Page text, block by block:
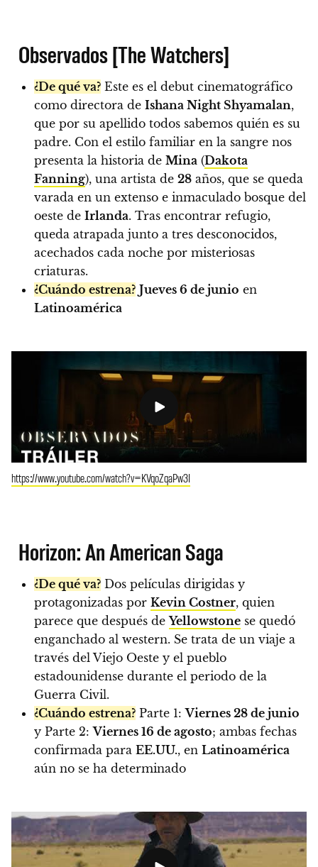
Observados [The Watchers]
¿De qué va? Este es el debut cinematográfico
como directora de Ishana Night Shyamalan,
que por su apellido todos sabemos quién es su
padre. Con el estilo familiar en la sangre nos
presenta la historia de Mina (Dakota
Fanning), una artista de 28 años, que se queda
varada en un extenso e inmaculado bosque del
oeste de Irlanda. Tras encontrar refugio,
queda atrapada junto a tres desconocidos,
acechados cada noche por misteriosas
criaturas.
¿Cuándo estrena? Jueves 6 de junio en
Latinoamérica
https://www.youtube.com/watch?v=KVqoZqaPw3I
Horizon: An American Saga
¿De qué va? Dos películas dirigidas y
protagonizadas por Kevin Costner, quien
parece que después deYellowstone se quedó
enganchado al western. Se trata de un viaje a
través del Viejo Oeste y el pueblo
estadounidense durante el periodo de la
Guerra Civil.
¿Cuándo estrena? Parte 1:Viernes 28 de junio
y Parte 2:Viernes 16 de agosto; ambas fechas
confirmada para EE.UU., en Latinoamérica
aún no se ha determinado